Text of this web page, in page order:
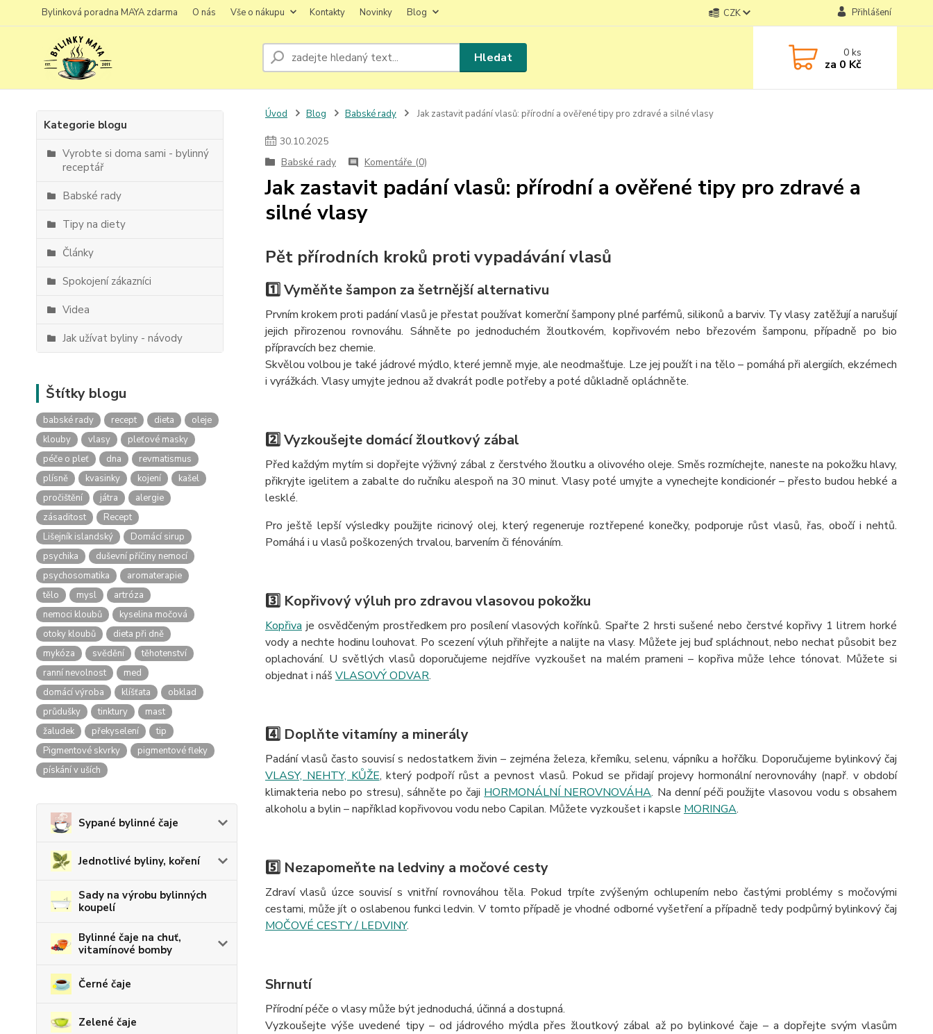
Bylinková poradna MAYA zdarma O nás Vše o nákupu Kontakty Novinky Blog CZK Přihlášení
Hledat 0ks
za 0 Kč
Kategorie blogu
Vyrobte si doma sami - bylinný
receptář
Babské rady
Tipy na diety
Články
Spokojení zákazníci
Videa
Jak užívat byliny - návody
Štítky blogu
babské rady recept dieta
oleje
klouby
vlasy
pleťové masky
péče o pleť
dna
revmatismus
plísně
kvasinky kojení
kašel
pročištění
játra
alergie
zásaditost
Recept
Lišejník islandský
Domácí sirup
psychika
duševní příčiny nemocí
psychosomatika
aromaterapie
tělo
mysl
artróza
nemoci kloubů
kyselina močová
otoky kloubů
dieta při dně
mykóza
svědění
těhotenství
ranní nevolnost
med
domácí výroba
klíšťata
obklad
průdušky
tinktury
mast
žaludek
překyselení
tip
Pigmentové skvrky
pigmentové fleky
pískání v uších
Sypané bylinné čaje
Jednotlivé byliny, koření
Sady na výrobu bylinných
koupelí
Bylinné čaje na chuť,
vitamínové bomby
Černé čaje
Zelené čaje
Úvod Blog Babské rady Jak zastavit padání vlasů: přírodní a ověřené tipy pro zdravé a silné vlasy
30.10.2025
Babské rady
Komentáře (0)
Jak zastavit padání vlasů: přírodní a ověřené tipy pro zdravé a
silné vlasy
Pět přírodních kroků proti vypadávání vlasů
1️⃣ Vyměňte šampon za šetrnější alternativu
Prvním krokem proti padání vlasů je přestat používat komerční šampony plné parfémů, silikonů a barviv. Ty vlasy zatěžují a narušují
jejich přirozenou rovnováhu. Sáhněte po jednoduchém žloutkovém, kopřivovém nebo březovém šamponu, případně po bio
přípravcích bez chemie.
Skvělou volbou je také jádrové mýdlo, které jemně myje, ale neodmašťuje. Lze jej použít i na tělo – pomáhá při alergiích, ekzémech
i vyrážkách. Vlasy umyjte jednou až dvakrát podle potřeby a poté důkladně opláchněte.
2️⃣ Vyzkoušejte domácí žloutkový zábal
Před každým mytím si dopřejte výživný zábal z čerstvého žloutku a olivového oleje. Směs rozmíchejte, naneste na pokožku hlavy,
přikryjte igelitem a zabalte do ručníku alespoň na 30 minut. Vlasy poté umyjte a vynechejte kondicionér – přesto budou hebké a
lesklé.
Pro ještě lepší výsledky použijte ricinový olej, který regeneruje roztřepené konečky, podporuje růst vlasů, řas, obočí i nehtů.
Pomáhá i u vlasů poškozených trvalou, barvením či fénováním.
3️⃣ Kopřivový výluh pro zdravou vlasovou pokožku
Kopřiva je osvědčeným prostředkem pro posílení vlasových kořínků. Spařte 2 hrsti sušené nebo čerstvé kopřivy 1 litrem horké
vody a nechte hodinu louhovat. Po scezení výluh přihřejte a nalijte na vlasy. Můžete jej buď spláchnout, nebo nechat působit bez
oplachování. U světlých vlasů doporučujeme nejdříve vyzkoušet na malém prameni – kopřiva může lehce tónovat. Můžete si
objednat i náš VLASOVÝ ODVAR.
4️⃣ Doplňte vitamíny a minerály
Padání vlasů často souvisí s nedostatkem živin – zejména železa, křemíku, selenu, vápníku a hořčíku. Doporučujeme bylinkový čaj
VLASY, NEHTY, KŮŽE, který podpoří růst a pevnost vlasů. Pokud se přidají projevy hormonální nerovnováhy (např. v období
klimakteria nebo po stresu), sáhněte po čaji HORMONÁLNÍ NEROVNOVÁHA. Na denní péči použijte vlasovou vodu s obsahem
alkoholu a bylin – například kopřivovou vodu nebo Capilan. Můžete vyzkoušet i kapsle MORINGA.
5️⃣ Nezapomeňte na ledviny a močové cesty
Zdraví vlasů úzce souvisí s vnitřní rovnováhou těla. Pokud trpíte zvýšeným ochlupením nebo častými problémy s močovými
cestami, může jít o oslabenou funkci ledvin.V tomto případě je vhodné odborné vyšetření a případně tedy podpůrný bylinkový čaj
MOČOVÉ CESTY / LEDVINY.
Shrnutí
Přírodní péče o vlasy může být jednoduchá, účinná a dostupná.
Vyzkoušejte výše uvedené tipy – od jádrového mýdla přes žloutkový zábal až po bylinkové čaje – a dopřejte svým vlasům